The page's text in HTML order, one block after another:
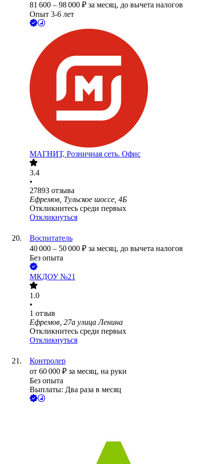
81 600 – 98 000 ₽ за месяц, до вычета налогов
Опыт 3-6 лет
МАГНИТ, Розничная сеть. Офис
3.4
•
27893 отзыва
Ефремов, Тульское шоссе, 4Б
Откликнитесь среди первых
Откликнуться
Воспитатель
40 000 – 50 000 ₽ за месяц, до вычета налогов
Без опыта
МКДОУ №21
1.0
•
1 отзыв
Ефремов, 27а улица Ленина
Откликнитесь среди первых
Откликнуться
Контролер
от 60 000 ₽ за месяц, на руки
Без опыта
Выплаты: Два раза в месяц